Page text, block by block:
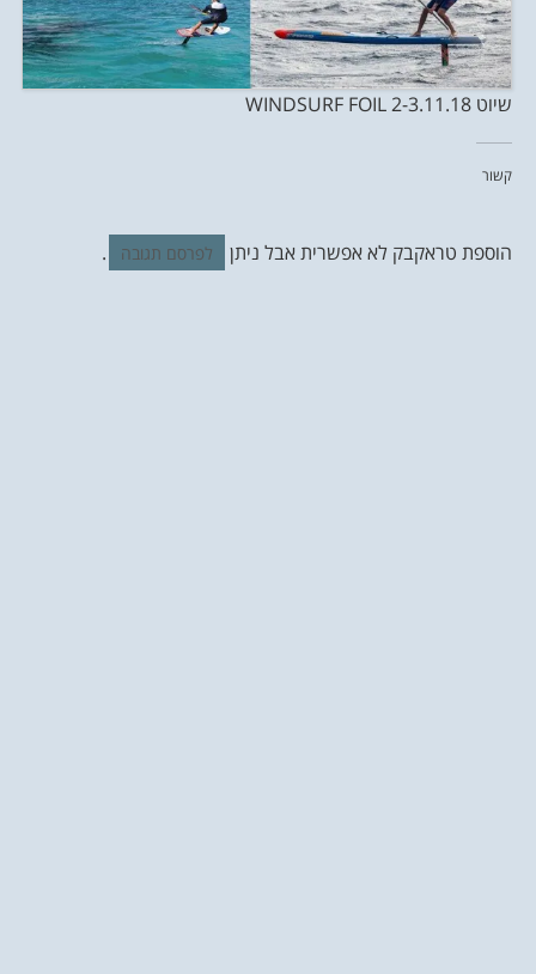
שיוט WINDSURF FOIL 2-3.11.18
קשור
הוספת טראקבק לא אפשרית אבל ניתן לפרסם תגובה .